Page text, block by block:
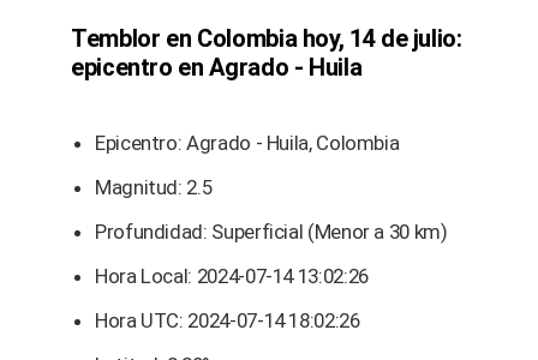
Temblor en Colombia hoy, 14 de julio:
epicentro en Agrado - Huila
Epicentro: Agrado - Huila, Colombia
Magnitud: 2.5
Profundidad: Superficial (Menor a 30 km)
Hora Local: 2024-07-14 13:02:26
Hora UTC: 2024-07-14 18:02:26